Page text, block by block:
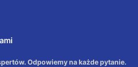
Odpowiemy na każde pytanie.